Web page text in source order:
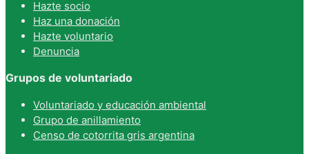
Hazte socio
Haz una donación
Hazte voluntario
Denuncia
Grupos de voluntariado
Voluntariado y educación ambiental
Grupo de anillamiento
Censo de cotorrita gris argentina